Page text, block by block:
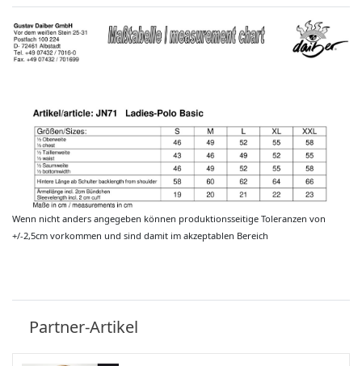
Wenn nicht anders angegeben können produktionsseitige Toleranzen von
+/-2,5cm vorkommen und sind damit im akzeptablen Bereich
Partner-Artikel